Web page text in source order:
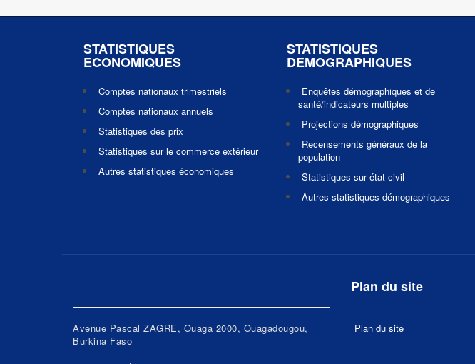
STATISTIQUES
ECONOMIQUES
Comptes nationaux trimestriels
Comptes nationaux annuels
Statistiques des prix
Statistiques sur le commerce extérieur
Autres statistiques économiques
STATISTIQUES
DEMOGRAPHIQUES
Enquêtes démographiques et de
santé/indicateurs multiples
Projections démographiques
Recensements généraux de la
population
Statistiques sur état civil
Autres statistiques démographiques
Avenue Pascal ZAGRE, Ouaga 2000, Ouagadougou,
Burkina Faso
Plan du site
Plan du site